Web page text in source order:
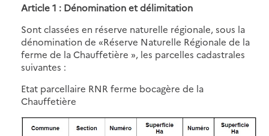
Article 1 : Dénomination et délimitation
Sont classées en réserve naturelle régionale, sous la
dénomination de «Réserve Naturelle Régionale de la
ferme de la Chauffetière », les parcelles cadastrales
suivantes :
Etat parcellaire RNR ferme bocagère de la
Chauffetière